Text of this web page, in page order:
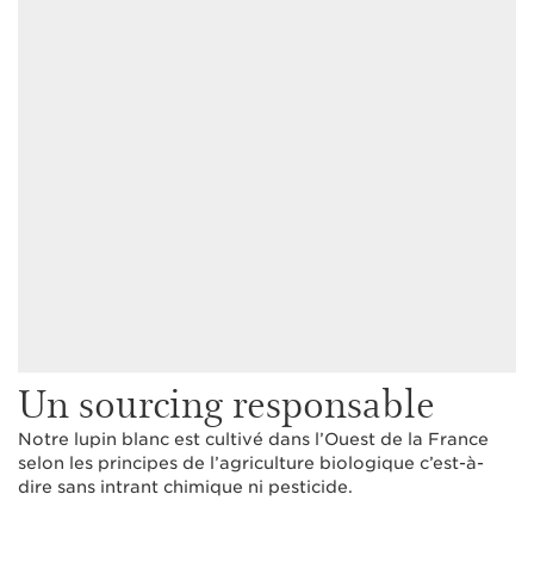
Un sourcing responsable
Notre lupin blanc est cultivé dans l’Ouest de la France
selon les principes de l’agriculture biologique c’est-à-
dire sans intrant chimique ni pesticide.